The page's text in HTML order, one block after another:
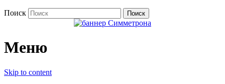
Поиск
Меню
Skip to content